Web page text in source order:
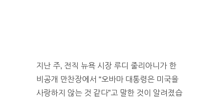
지난 주, 전직 뉴욕 시장 루디 줄리아니가 한
비공개 만찬장에서 “오바마 대통령은 미국을
사랑하지 않는 것 같다”고 말한 것이 알려졌습